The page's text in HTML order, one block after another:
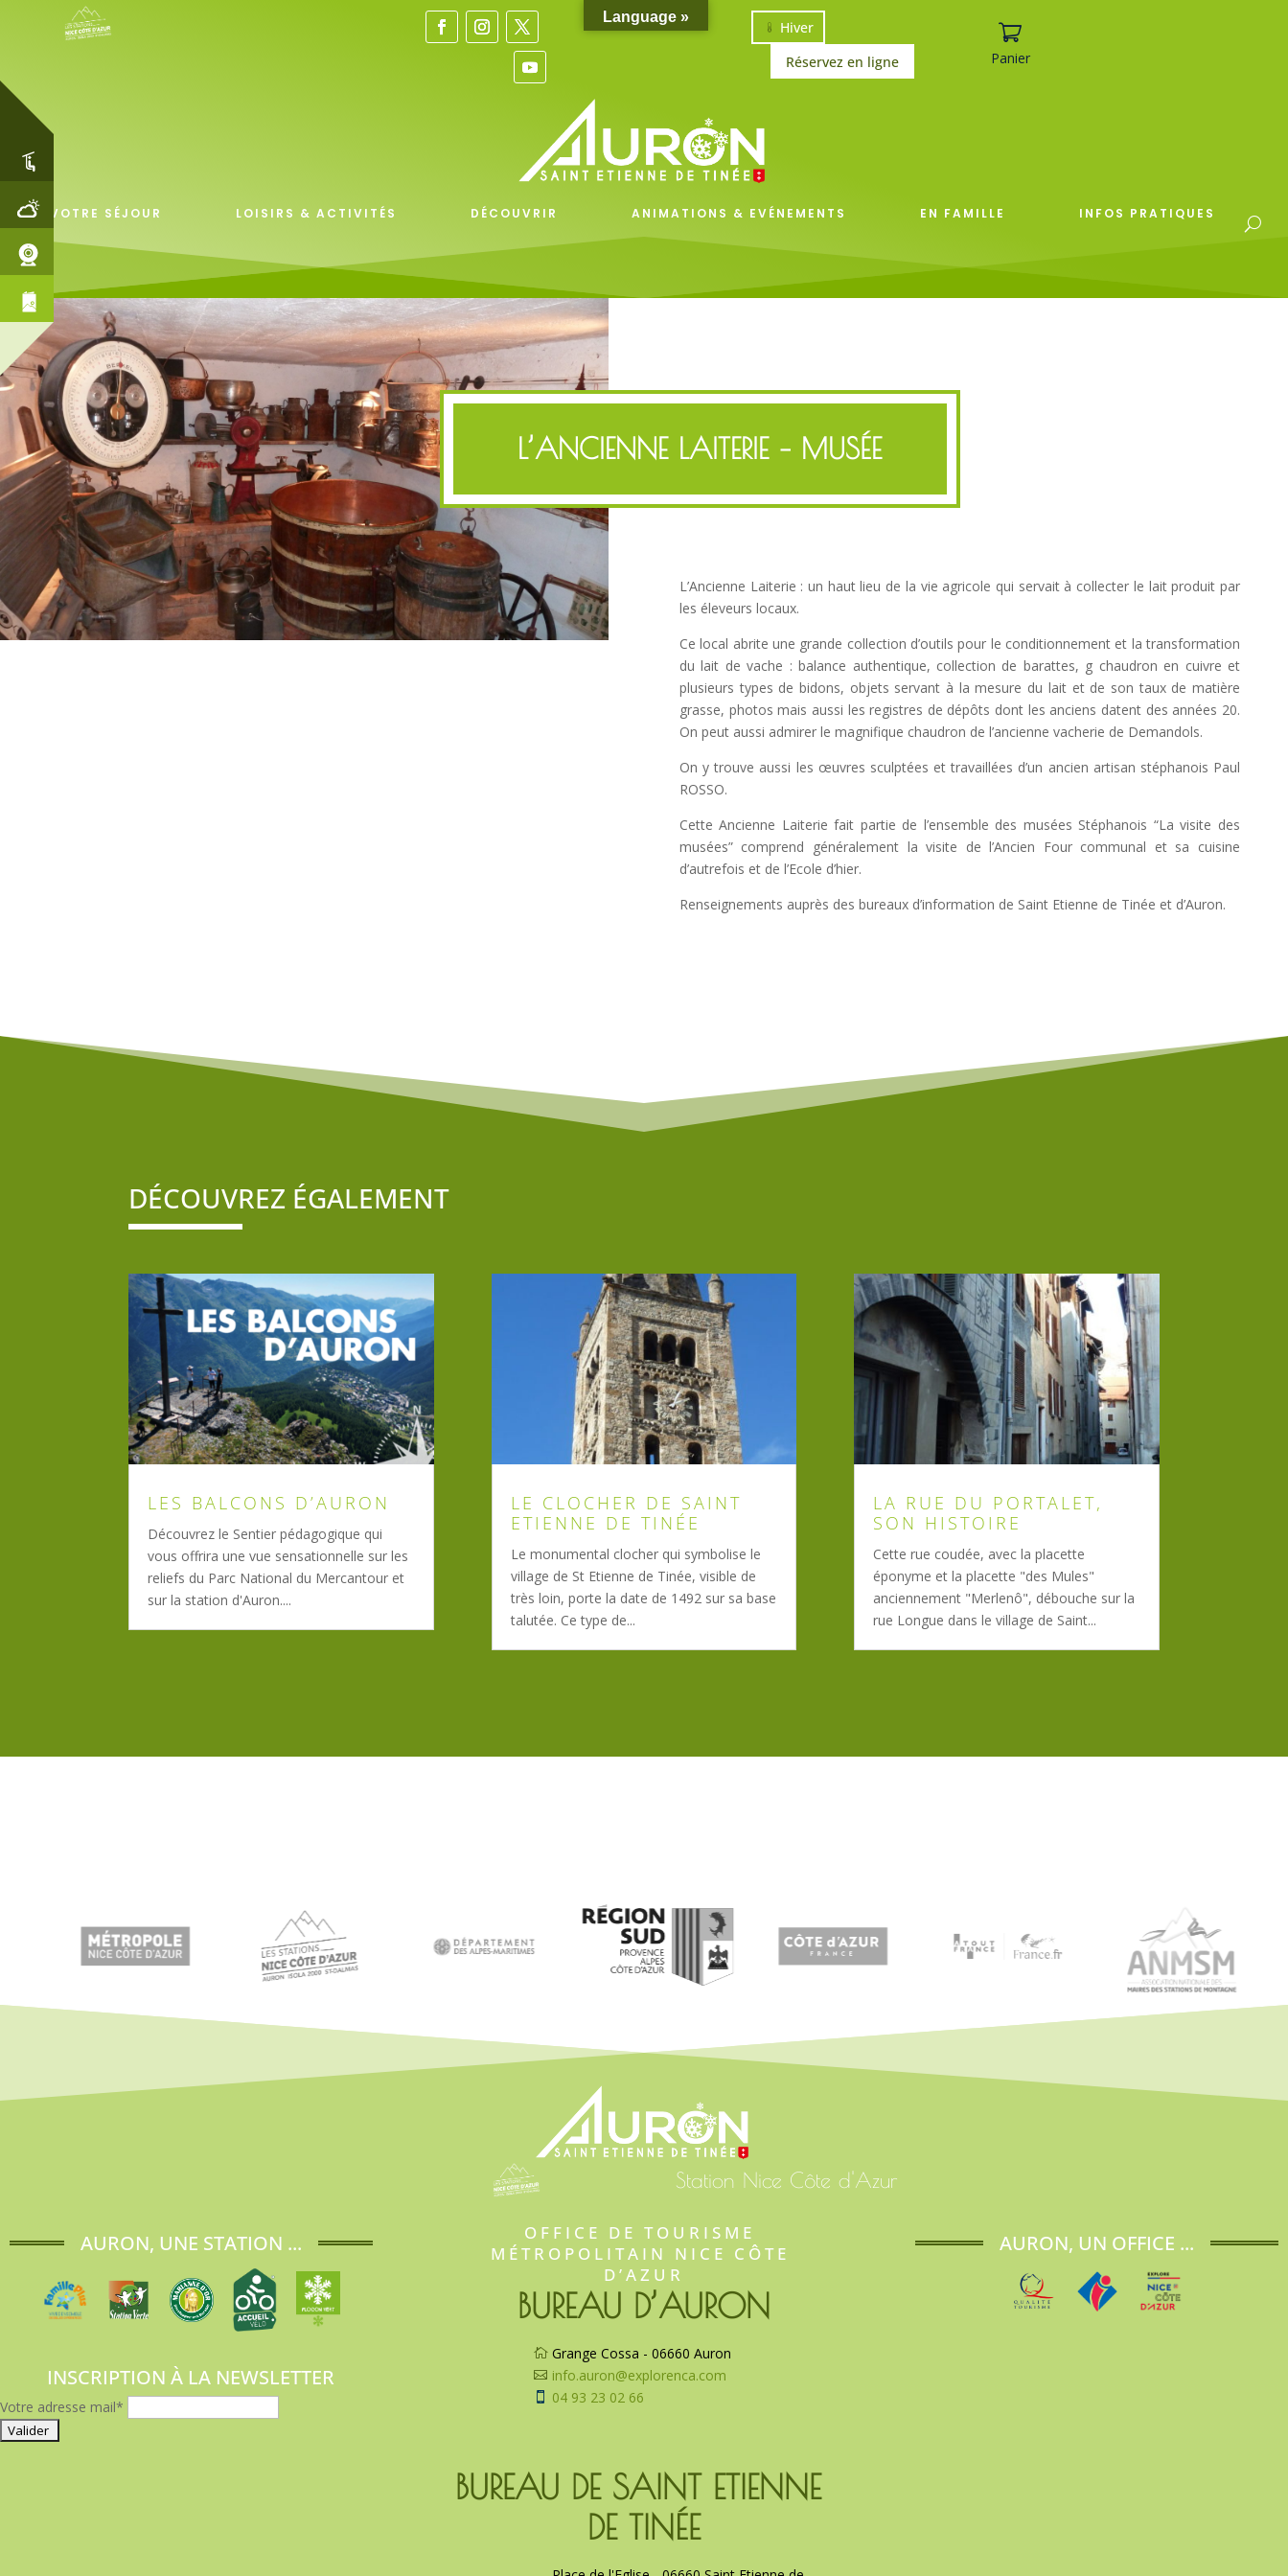
Hiver
Réservez en ligne
Panier
VOTRE SÉJOUR LOISIRS & ACTIVITÉS DÉCOUVRIR ANIMATIONS & EVÉNEMENTS EN FAMILLE INFOS PRATIQUES
L’ANCIENNE LAITERIE – MUSÉE
L’Ancienne Laiterie : un haut lieu de la vie agricole qui servait à collecter le lait produit par
les éleveurs locaux.
Ce local abrite une grande collection d’outils pour le conditionnement et la transformation
du lait de vache : balance authentique, collection de barattes, g chaudron en cuivre et
plusieurs types de bidons, objets servant à la mesure du lait et de son taux de matière
grasse, photos mais aussi les registres de dépôts dont les anciens datent des années 20.
On peut aussi admirer le magnifique chaudron de l’ancienne vacherie de Demandols.
On y trouve aussi les œuvres sculptées et travaillées d’un ancien artisan stéphanois Paul
ROSSO.
Cette Ancienne Laiterie fait partie de l’ensemble des musées Stéphanois “La visite des
musées” comprend généralement la visite de l’Ancien Four communal et sa cuisine
d’autrefois et de l’Ecole d’hier.
Renseignements auprès des bureaux d’information de Saint Etienne de Tinée et d’Auron.
DÉCOUVREZ ÉGALEMENT
LES BALCONS D’AURON
Découvrez le Sentier pédagogique qui
vous offrira une vue sensationnelle sur les
reliefs du Parc National du Mercantour et
sur la station d'Auron....
LE CLOCHER DE SAINT
ETIENNE DE TINÉE
Le monumental clocher qui symbolise le
village de St Etienne de Tinée, visible de
très loin, porte la date de 1492 sur sa base
talutée. Ce type de...
LA RUE DU PORTALET,
SON HISTOIRE
Cette rue coudée, avec la placette
éponyme et la placette "des Mules"
anciennement "Merlenô", débouche sur la
rue Longue dans le village de Saint...
Station Nice Côte d'Azur
AURON, UNE STATION ...
INSCRIPTION À LA NEWSLETTER
Votre adresse mail*
OFFICE DE TOURISME
MÉTROPOLITAIN NICE CÔTE
D’AZUR
BUREAU D’AURON
 Grange Cossa - 06660 Auron
 info.auron@explorenca.com
 04 93 23 02 66
BUREAU DE SAINT ETIENNE
DE TINÉE
AURON, UN OFFICE ...
Language »